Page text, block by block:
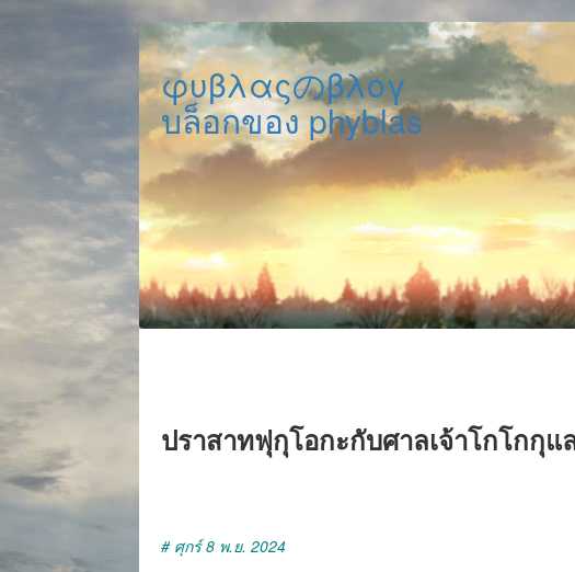
φυβλαςのβλογ
บล็อกของ phyblas
ปราสาทฟุกุโอกะกับศาลเจ้าโกโกกุ
# ศุกร์ 8 พ.ย. 2024